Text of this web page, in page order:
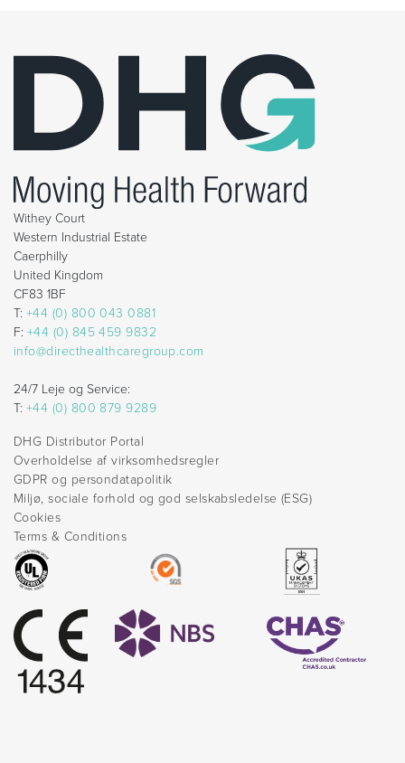
Withey Court
Western Industrial Estate
Caerphilly
United Kingdom
CF83 1BF
T: +44 (0) 800 043 0881
F: +44 (0) 845 459 9832
info@directhealthcaregroup.com
24/7 Leje og Service:
T: +44 (0) 800 879 9289
DHG Distributor Portal
Overholdelse af virksomhedsregler
GDPR og persondatapolitik
Miljø, sociale forhold og god selskabsledelse (ESG)
Cookies
Terms & Conditions